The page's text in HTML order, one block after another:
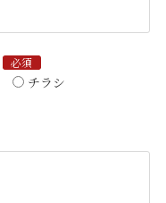
必須
チラシ